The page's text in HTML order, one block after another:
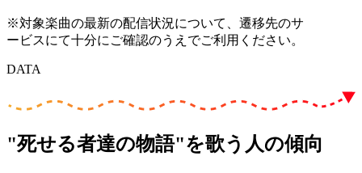
※対象楽曲の最新の配信状況について、遷移先のサ
ービスにて十分にご確認のうえでご利用ください。
DATA
"死せる者達の物語"を歌う人の傾向